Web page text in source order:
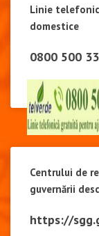
Linie
domestice
0800 500
Centrului de
guvernării
https://